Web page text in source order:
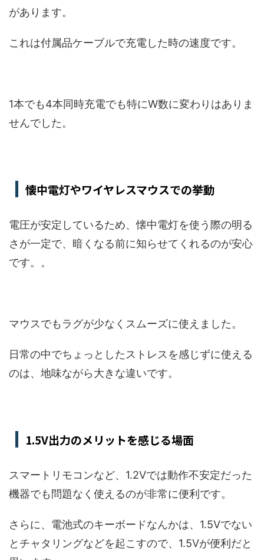
があります。
これは付属品ケーブルで充電した時の速度です。
1本でも4本同時充電でも特にW数に変わりはありま
せんでした。
懐中電灯やワイヤレスマウスでの挙動
電圧が安定しているため、懐中電灯を使う際の明る
さが一定で、暗くなる前に知らせてくれるのが安心
です。。
マウスでもラグが少なくスムーズに使えました。
日常の中でちょっとしたストレスを感じずに使える
のは、地味ながら大きな違いです。
1.5V出力のメリットを感じる場面
スマートリモコンなど、1.2Vでは動作不安定だった
機器でも問題なく使えるのが非常に便利です。
さらに、電池式のキーボードなんかは、1.5Vでない
とチャタリングなどを起こすので、1.5Vが便利だと